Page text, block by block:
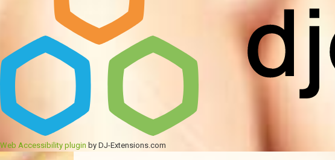
Web Accessibility plugin by DJ-Extensions.com